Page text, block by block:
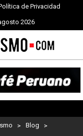
de Privacidad
2026
> Blog >